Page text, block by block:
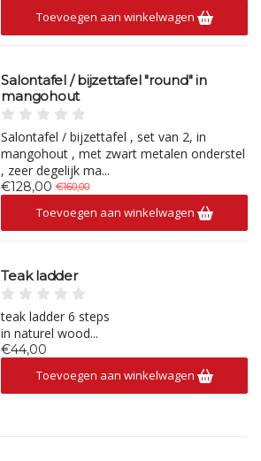
Toevoegen aan winkelwagen
Salontafel / bijzettafel "round" in
mangohout
Salontafel / bijzettafel , set van 2, in
mangohout , met zwart metalen onderstel
, zeer degelijk ma...
€128,00 €160,00
Toevoegen aan winkelwagen
Teak ladder
teak ladder 6 steps
in naturel wood...
€44,00
Toevoegen aan winkelwagen